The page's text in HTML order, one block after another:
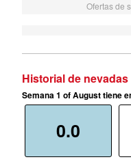
Ofertas de
Historial de nevadas
Semana 1 of August tiene
0.0